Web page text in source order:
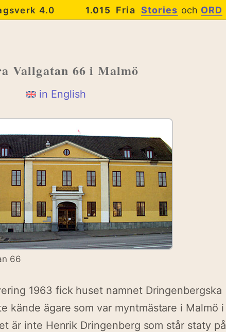
4.0 1.015 Fria Stories och ORD
Vallgatan 66 i Malmö
in English
66
1963 fick huset namnet Dringenbergska
kände ägare som var myntmästare i Malmö i
är inte Henrik Dringenberg som står staty på